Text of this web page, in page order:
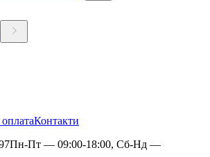
Контакти
Пн-Пт — 09:00-18:00, Сб-Нд —